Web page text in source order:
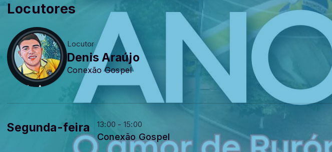
Locutores
Locutor
Denis Araújo
Conexão Gospel
Segunda-feira 13:00 - 15:00
Conexão Gospel